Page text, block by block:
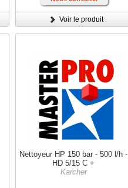
Voir le produit
Nettoyeur HP 150 bar - 500 l/h -
HD 5/15 C +
Karcher